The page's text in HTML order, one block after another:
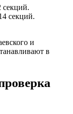
секций.
секций.
и
в